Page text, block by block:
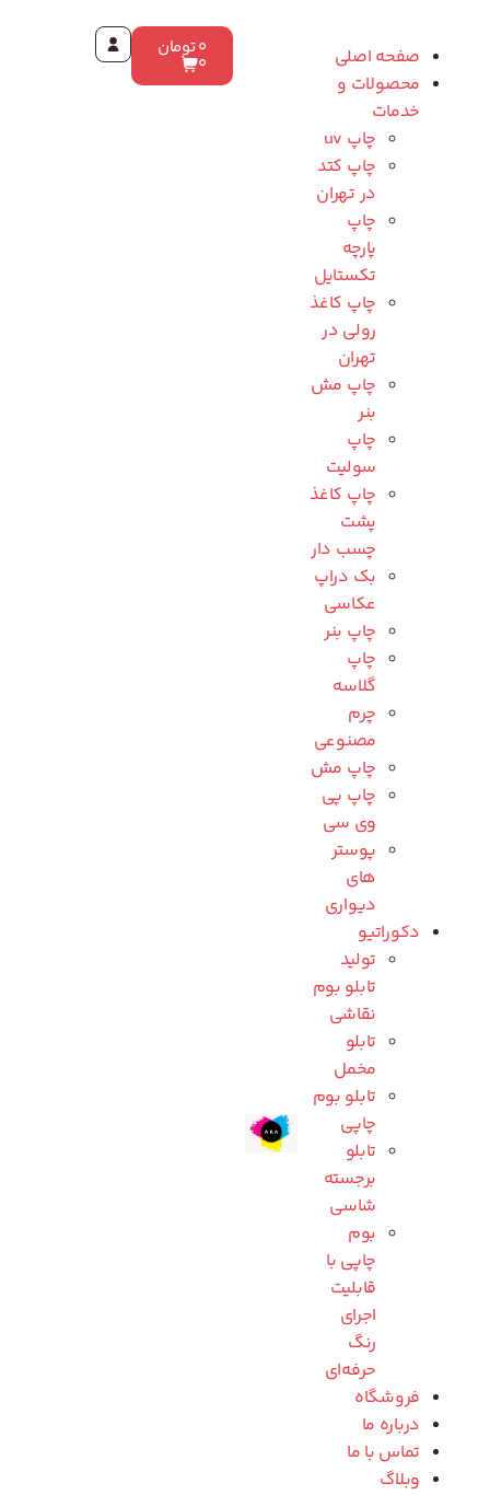
صفحه اصلی
محصولات و
خدمات
چاپ uv
چاپ کتد
در تهران
چاپ
پارچه
تکستایل
چاپ کاغذ
رولی در
تهران
چاپ مش
چاپ
سولیت
چاپ کاغذ
پشت
چسب دار
بک دراپ
عکاسی
چاپ بنر
چاپ
گلاسه
چرم
مصنوعی
چاپ مش
چاپ پی
وی سی
پوستر
های
دیواری
دکوراتیو
تولید
تابلو بوم
نقاشی
تابلو
مخمل
تابلو بوم
چاپی
تابلو
برجسته
شاسی
بوم
چاپی با
قابلیت
اجرای
رنگ
حرفه‌ای
فروشگاه
درباره ما
تماس با ما
وبلاگ
تومان